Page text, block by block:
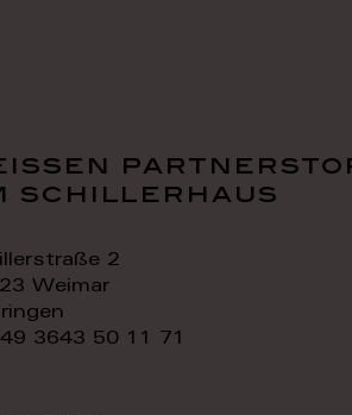
schillerhaus
2
Weimar
3643 50 11 71